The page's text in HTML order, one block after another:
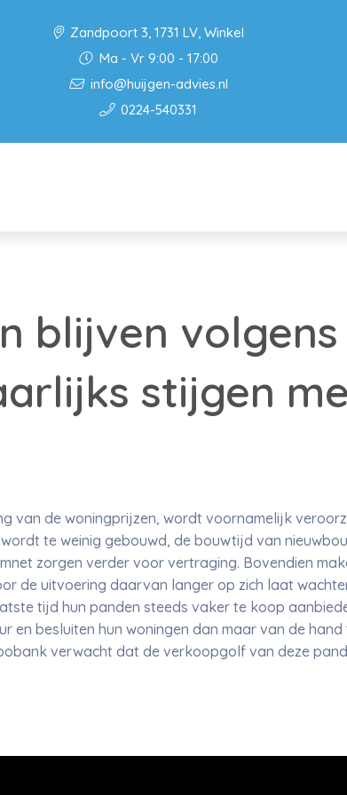
Zandpoort 3, 1731 LV, Winkel
Ma - Vr 9:00 - 17:00
info@huijgen-advies.nl
0224-540331
blijven volgens
stijgen
van de woningprijzen, wordt voornamelijk
te weinig gebouwd, de bouwtijd van
zorgen verder voor vertraging. Bovendien
de uitvoering daarvan langer op zich laat
tijd hun panden steeds vaker te koop
en besluiten hun woningen dan maar van de
verwacht dat de verkoopgolf van deze